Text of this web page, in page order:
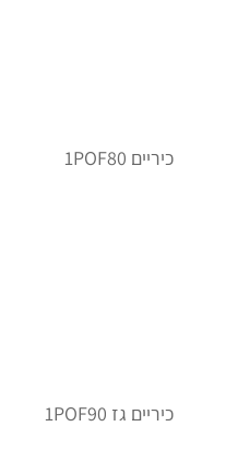
כיריים 1POF80
כיריים גז 1POF90